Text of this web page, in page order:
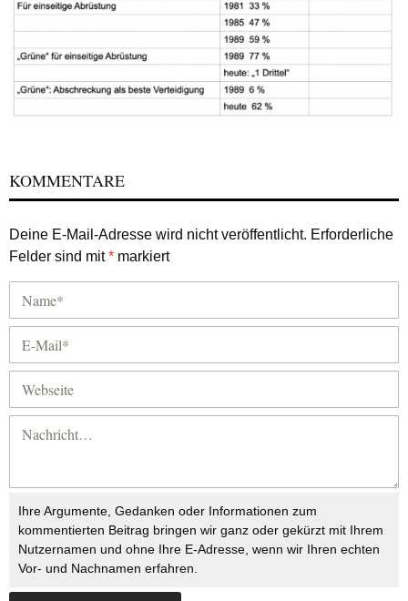
KOMMENTARE
Deine E-Mail-Adresse wird nicht veröffentlicht. Erforderliche
Felder sind mit* markiert
Ihre Argumente, Gedanken oder Informationen zum
kommentierten Beitrag bringen wir ganz oder gekürzt mit Ihrem
Nutzernamen und ohne Ihre E-Adresse, wenn wir Ihren echten
Vor- und Nachnamen erfahren.